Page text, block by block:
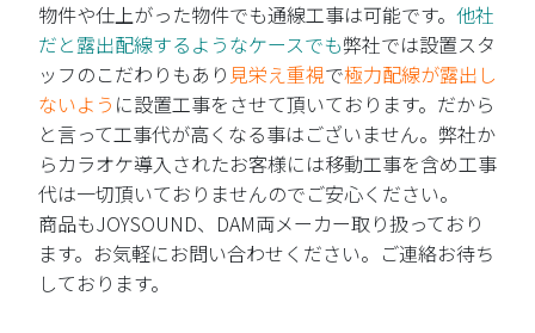
物件や仕上がった物件でも通線工事は可能です。 他社
だと露出配線するようなケースでも弊社では設置スタ
ッフのこだわりもあり 見栄え重視で極力配線が露出し
ないよう に設置工事をさせて頂いております。だから
と言って工事代が高くなる事はございません。弊社か
らカラオケ導入されたお客様には移動工事を含め工事
代は一切頂いておりませんのでご安心ください。
商品もJOYSOUND、DAM両メーカー取り扱っており
ます。お気軽にお問い合わせください。ご連絡お待ち
しております。